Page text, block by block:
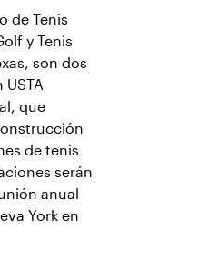
de Tenis
y Tenis
son dos
que
de tenis
serán
anual
York en